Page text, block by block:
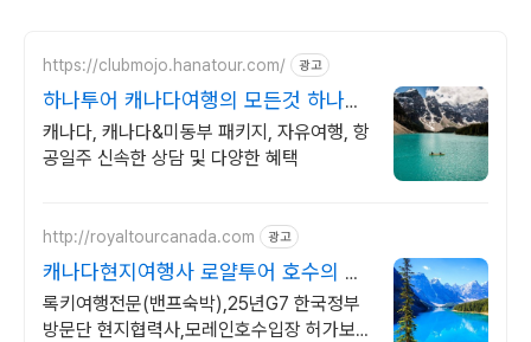
https://clubmojo.hanatour.com/ 광고
하나투어 캐나다여행의 모든것 하나투
어 공식인증 예약센터
캐나다, 캐나다&미동부 패키지, 자유여행, 항
공일주 신속한 상담 및 다양한 혜택
http://royaltourcanada.com 광고
캐나다현지여행사 로얄투어 호수의 왕
모레인호수 방문
록키여행전문(밴프숙박),25년G7 한국정부
방문단 현지협력사,모레인호수입장 허가보